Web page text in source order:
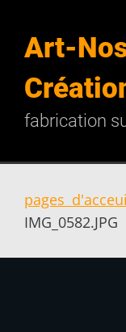
Art-
fabrication
pages
IMG_0582.JPG